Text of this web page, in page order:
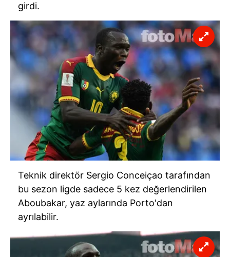
girdi.
Teknik direktör Sergio Conceiçao tarafından
bu sezon ligde sadece 5 kez değerlendirilen
Aboubakar, yaz aylarında Porto'dan
ayrılabilir.